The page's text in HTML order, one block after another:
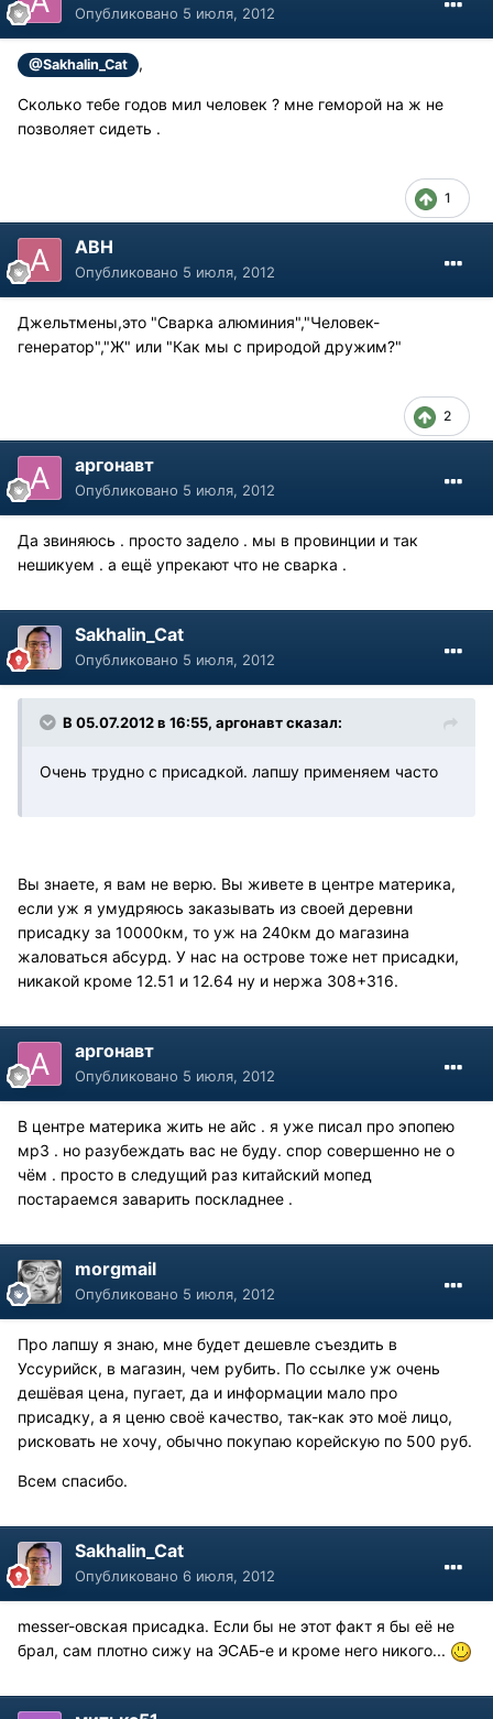
Опубликовано 5 июля, 2012
@Sakhalin_Cat ,
Сколько тебе годов мил человек ? мне геморой на ж не
позволяет сидеть .
1
АВН
Опубликовано 5 июля, 2012
Джельтмены,это "Сварка алюминия","Человек-
генератор","Ж" или "Как мы с природой дружим?"
2
аргонавт
Опубликовано 5 июля, 2012
Да звиняюсь . просто задело . мы в провинции и так
нешикуем . а ещё упрекают что не сварка .
Sakhalin_Cat
Опубликовано 5 июля, 2012
В 05.07.2012 в 16:55, аргонавт сказал:
Очень трудно с присадкой. лапшу применяем часто
Вы знаете, я вам не верю. Вы живете в центре материка,
если уж я умудряюсь заказывать из своей деревни
присадку за 10000км, то уж на 240км до магазина
жаловаться абсурд. У нас на острове тоже нет присадки,
никакой кроме 12.51 и 12.64 ну и нержа 308+316.
аргонавт
Опубликовано 5 июля, 2012
В центре материка жить не айс . я уже писал про эпопею
мр3 . но разубеждать вас не буду. спор совершенно не о
чём . просто в следущий раз китайский мопед
постараемся заварить поскладнее .
morgmail
Опубликовано 5 июля, 2012
Про лапшу я знаю, мне будет дешевле съездить в
Уссурийск, в магазин, чем рубить. По ссылке уж очень
дешёвая цена, пугает, да и информации мало про
присадку, а я ценю своё качество, так-как это моё лицо,
рисковать не хочу, обычно покупаю корейскую по 500 руб.
Всем спасибо.
Sakhalin_Cat
Опубликовано 6 июля, 2012
messer-овская присадка. Если бы не этот факт я бы её не
брал, сам плотно сижу на ЭСАБ-е и кроме него никого...